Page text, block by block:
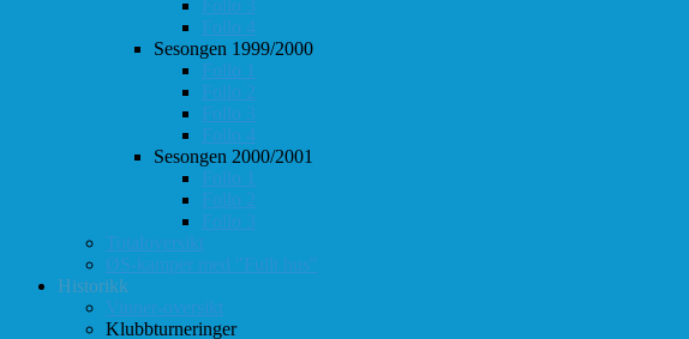
Follo 3
Follo 4
Sesongen 1999/2000
Follo 1
Follo 2
Follo 3
Follo 4
Sesongen 2000/2001
Follo 1
Follo 2
Follo 3
Totaloversikt
ØS-kamper med "Fullt hus"
Historikk
Vinner-oversikt
Klubbturneringer